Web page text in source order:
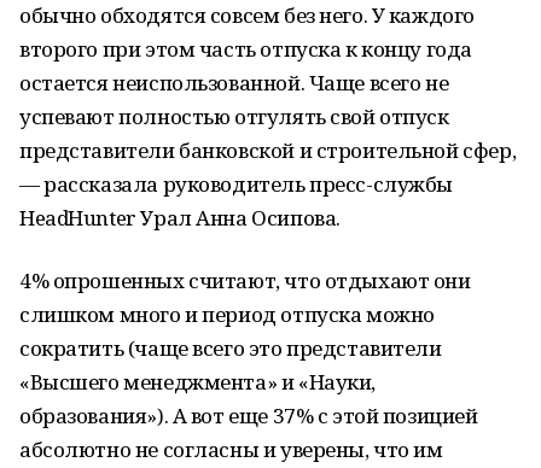
обычно обходятся совсем без него. У каждого
второго при этом часть отпуска к концу года
остается неиспользованной. Чаще всего не
успевают полностью отгулять свой отпуск
представители банковской и строительной сфер,
— рассказала руководитель пресс-службы
HeadHunter Урал Анна Осипова.
4% опрошенных считают, что отдыхают они
слишком много и период отпуска можно
сократить (чаще всего это представители
«Высшего менеджмента» и «Науки,
образования»). А вот еще 37% с этой позицией
абсолютно не согласны и уверены, что им